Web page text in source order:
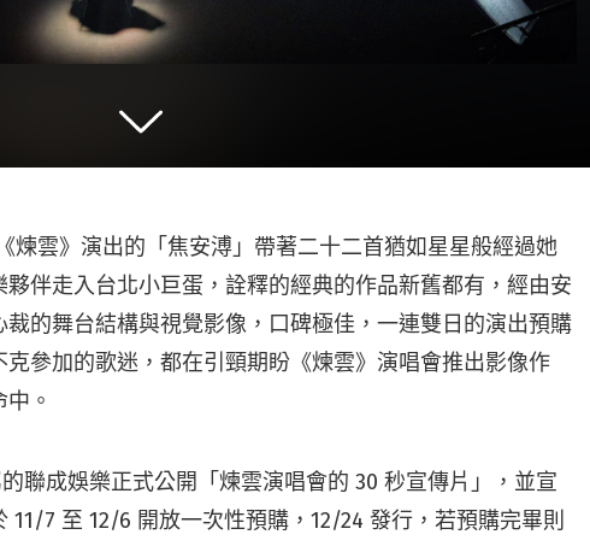
煉雲》演出的「焦安溥」帶著二十二首猶如星星般經過她
伴走入台北小巨蛋，詮釋的經典的作品新舊都有，經由安
的舞台結構與視覺影像，口碑極佳，一連雙日的演出預購
參加的歌迷，都在引頸期盼《煉雲》演唱會推出影像作
。
聯成娛樂正式公開「煉雲演唱會的 30 秒宣傳片」，並宣
7 至 12/6 開放一次性預購，12/24 發行，若預購完畢則